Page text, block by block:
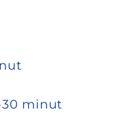
30 minut